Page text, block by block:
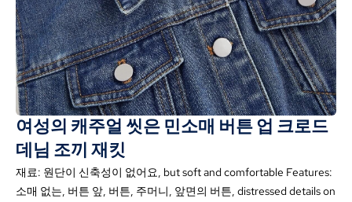
여성의 캐주얼 씻은 민소매 버튼 업 크로드
데님 조끼 재킷
재료: 원단이 신축성이 없어요, but soft and comfortable Features:
소매 없는, 버튼 앞, 버튼, 주머니, 앞면의 버튼, distressed details on